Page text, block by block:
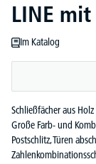
LINE
Im Katalog
Schließfächer aus
Große Farb- und
Postschlitz, Türen